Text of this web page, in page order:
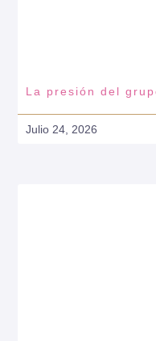
La presión del
Julio 24, 2026